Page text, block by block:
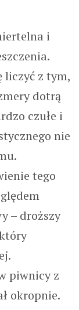
i
liczyć z tym,
dotrą
czułe i
nie
tego
– droższy
piwnicy z
okropnie.